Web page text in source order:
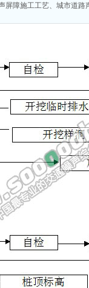
屏障施工工艺、城市道